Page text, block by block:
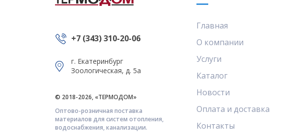
+7 (343) 310-20-06
г. Екатеринбург
Зоологическая, д. 5а
© 2018-2026, «ТЕРМОДОМ»
Оптово-розничная поставка
материалов для систем отопления,
водоснабжения, канализации.
Главная
О компании
Услуги
Каталог
Новости
Оплата и доставка
Контакты